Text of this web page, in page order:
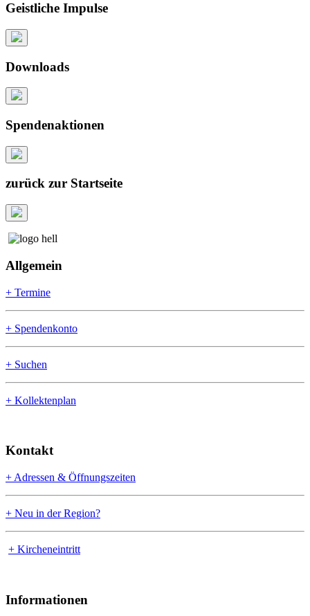
Geistliche Impulse
Downloads
Spendenaktionen
zurück zur Startseite
Allgemein
+ Termine
+ Spendenkonto
+ Suchen
+ Kollektenplan
Kontakt
+ Adressen & Öffnungszeiten
+ Neu in der Region?
+ Kircheneintritt
Informationen